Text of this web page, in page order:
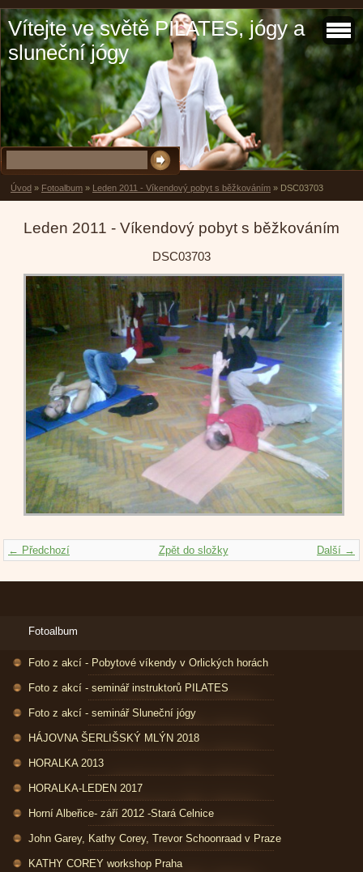
Vítejte ve světě PILATES, jógy a
sluneční jógy
Úvod » Fotoalbum » Leden 2011 - Víkendový pobyt s běžkováním » DSC03703
Leden 2011 - Víkendový pobyt s běžkováním
DSC03703
← Předchozí Další →
Zpět do složky
Fotoalbum
Foto z akcí - Pobytové víkendy v Orlických horách
Foto z akcí - seminář instruktorů PILATES
Foto z akcí - seminář Sluneční jógy
HÁJOVNA ŠERLIŠSKÝ MLÝN 2018
HORALKA 2013
HORALKA-LEDEN 2017
Horní Albeřice- září 2012 -Stará Celnice
John Garey, Kathy Corey, Trevor Schoonraad v Praze
KATHY COREY workshop Praha